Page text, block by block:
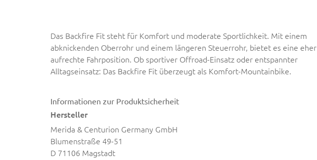
Das Backfire Fit steht für Komfort und moderate Sportlichkeit. Mit einem
abknickenden Oberrohr und einem längeren Steuerrohr, bietet es eine eher
aufrechte Fahrposition. Ob sportiver Offroad-Einsatz oder entspannter
Alltagseinsatz: Das Backfire Fit überzeugt als Komfort-Mountainbike.
Informationen zur Produktsicherheit
Hersteller
Merida & Centurion Germany GmbH
Blumenstraße 49-51
D 71106 Magstadt